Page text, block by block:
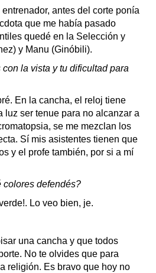
antes del corte ponía
que me había pasado
quedé en la Selección y
y Manu (Ginóbili).
la vista y tu dificultad para
En la cancha, el reloj tiene
luz ser tenue para no alcanzar a
se me mezclan los
Sí mis asistentes tienen que
y el profe también, por si a mí
defendés?
Lo veo bien, je.
una cancha y que todos
No te olvides que para
religión. Es bravo que hoy no